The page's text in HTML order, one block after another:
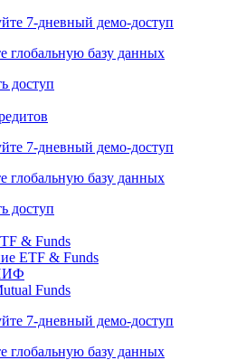
7-дневный демо-доступ
глобальную базу данных
доступ
7-дневный демо-доступ
глобальную базу данных
доступ
& Funds
ETF & Funds
Funds
7-дневный демо-доступ
глобальную базу данных